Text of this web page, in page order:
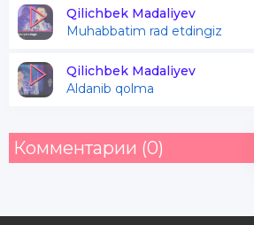
Yuzinga ko'z tegmasin ey jonim tuf tuf
Ko'zinga ko'z tegmasin tuf tuf
Qilichbek Madaliyev
Muhabbatim rad etdingiz
Qilichbek Madaliyev
Aldanib qolma
Комментарии (0)